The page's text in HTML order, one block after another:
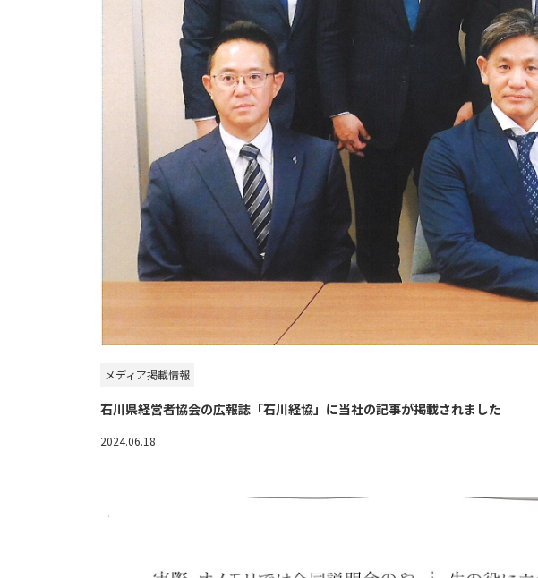
メディア掲載情報
石川県経営者協会の広報誌「石川経協」に当社の記事が掲載されました
2024.06.18